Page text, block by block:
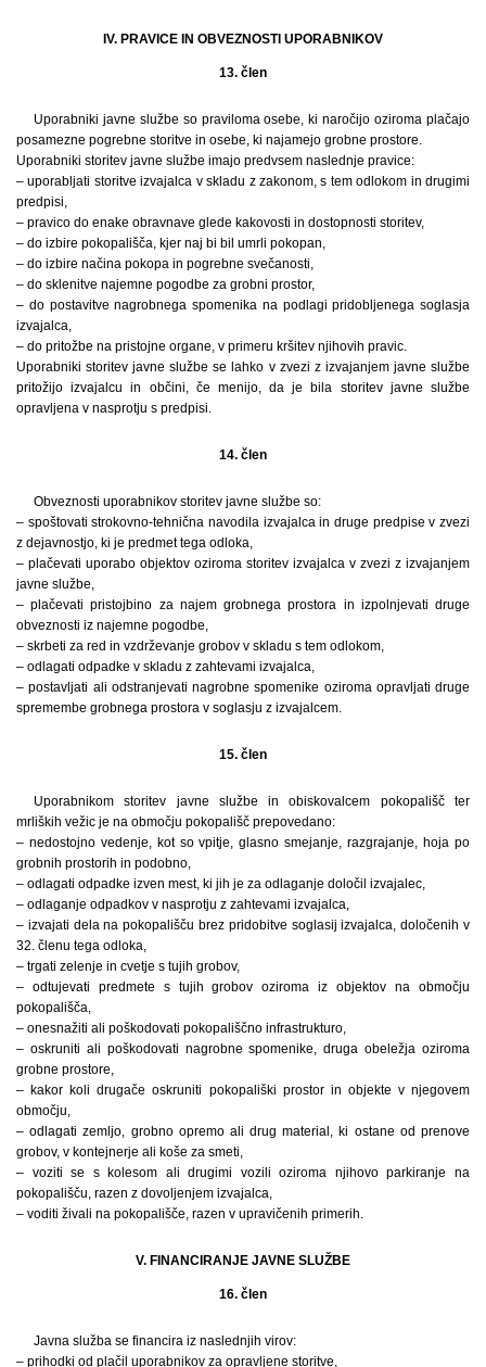
IV. PRAVICE IN OBVEZNOSTI UPORABNIKOV
13. člen
Uporabniki javne službe so praviloma osebe, ki naročijo oziroma plačajo
posamezne pogrebne storitve in osebe, ki najamejo grobne prostore.
Uporabniki storitev javne službe imajo predvsem naslednje pravice:
– uporabljati storitve izvajalca v skladu z zakonom, s tem odlokom in drugimi
predpisi,
– pravico do enake obravnave glede kakovosti in dostopnosti storitev,
– do izbire pokopališča, kjer naj bi bil umrli pokopan,
– do izbire načina pokopa in pogrebne svečanosti,
– do sklenitve najemne pogodbe za grobni prostor,
– do postavitve nagrobnega spomenika na podlagi pridobljenega soglasja
izvajalca,
– do pritožbe na pristojne organe, v primeru kršitev njihovih pravic.
Uporabniki storitev javne službe se lahko v zvezi z izvajanjem javne službe
pritožijo izvajalcu in občini, če menijo, da je bila storitev javne službe
opravljena v nasprotju s predpisi.
14. člen
Obveznosti uporabnikov storitev javne službe so:
– spoštovati strokovno-tehnična navodila izvajalca in druge predpise v zvezi
z dejavnostjo, ki je predmet tega odloka,
– plačevati uporabo objektov oziroma storitev izvajalca v zvezi z izvajanjem
javne službe,
– plačevati pristojbino za najem grobnega prostora in izpolnjevati druge
obveznosti iz najemne pogodbe,
– skrbeti za red in vzdrževanje grobov v skladu s tem odlokom,
– odlagati odpadke v skladu z zahtevami izvajalca,
– postavljati ali odstranjevati nagrobne spomenike oziroma opravljati druge
spremembe grobnega prostora v soglasju z izvajalcem.
15. člen
Uporabnikom storitev javne službe in obiskovalcem pokopališč ter
mrliških vežic je na območju pokopališč prepovedano:
– nedostojno vedenje, kot so vpitje, glasno smejanje, razgrajanje, hoja po
grobnih prostorih in podobno,
– odlagati odpadke izven mest, ki jih je za odlaganje določil izvajalec,
– odlaganje odpadkov v nasprotju z zahtevami izvajalca,
– izvajati dela na pokopališču brez pridobitve soglasij izvajalca, določenih v
32. členu tega odloka,
– trgati zelenje in cvetje s tujih grobov,
– odtujevati predmete s tujih grobov oziroma iz objektov na območju
pokopališča,
– onesnažiti ali poškodovati pokopališčno infrastrukturo,
– oskruniti ali poškodovati nagrobne spomenike, druga obeležja oziroma
grobne prostore,
– kakor koli drugače oskruniti pokopališki prostor in objekte v njegovem
območju,
– odlagati zemljo, grobno opremo ali drug material, ki ostane od prenove
grobov, v kontejnerje ali koše za smeti,
– voziti se s kolesom ali drugimi vozili oziroma njihovo parkiranje na
pokopališču, razen z dovoljenjem izvajalca,
– voditi živali na pokopališče, razen v upravičenih primerih.
V. FINANCIRANJE JAVNE SLUŽBE
16. člen
Javna služba se financira iz naslednjih virov:
– prihodki od plačil uporabnikov za opravljene storitve,